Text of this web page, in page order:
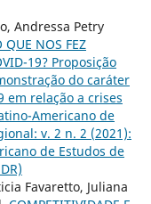
Andressa Petry
QUE NOS FEZ
19? Proposição
do caráter
em relação a crises
Americano de
v. 2 n. 2 (2021):
de Estudos de
Favaretto, Juliana